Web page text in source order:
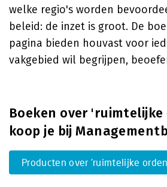
welke regio's worden
beleid: de inzet is groot. De
pagina bieden houvast voor
vakgebied wil begrijpen,
Boeken over
koop je bij
Producten over 'ruimtelijke